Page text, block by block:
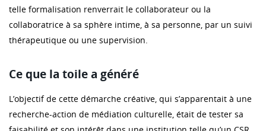
telle formalisation renverrait le collaborateur ou la
collaboratrice à sa sphère intime, à sa personne, par un suivi
thérapeutique ou une supervision.
Ce que la toile a généré
L’objectif de cette démarche créative, qui s’apparentait à une
recherche-action de médiation culturelle, était de tester sa